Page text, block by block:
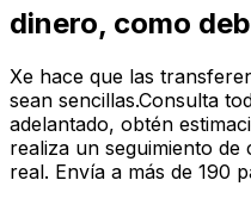
dinero, como
Xe hace que las
sean sencillas.Consulta
adelantado, obtén
realiza un seguimiento
real. Envía a más de 190